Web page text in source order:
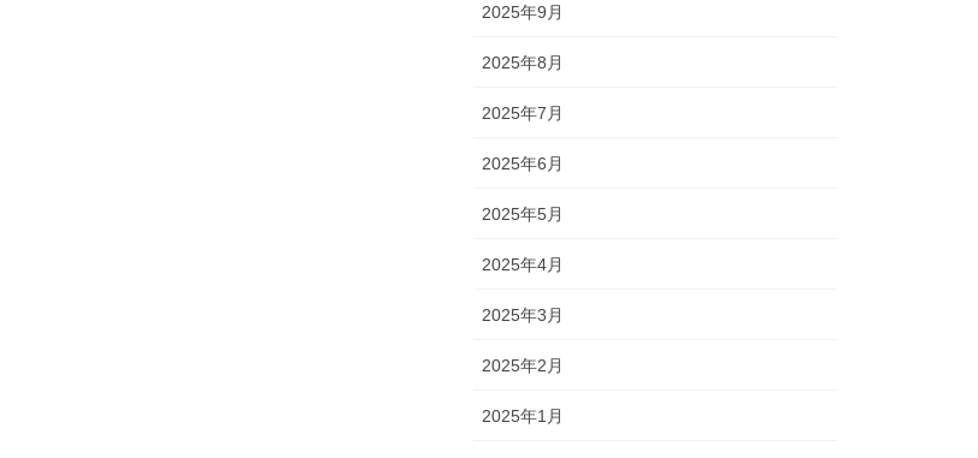
2025年9月
2025年8月
2025年7月
2025年6月
2025年5月
2025年4月
2025年3月
2025年2月
2025年1月